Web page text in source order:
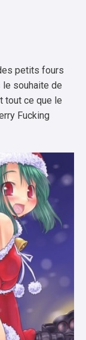
petits fours
le souhaite de
tout ce que le
Fucking